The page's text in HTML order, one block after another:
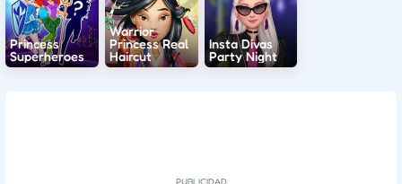
Princess
Superheroes
Warrior
Princess Real
Haircut
Insta Divas
Party Night